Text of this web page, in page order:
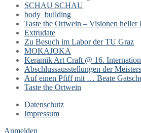
SCHAU SCHAU
body_building
Taste the Ortwein – Visionen heller
Extrudate
Zu Besuch im Labor der TU Graz
MOKAJOKA
Keramik Art Craft @ 16.
Abschlussausstellungen der
Auf einen Pfiff mit … Beate
Taste the Ortwein
Datenschutz
Impressum
Anmelden